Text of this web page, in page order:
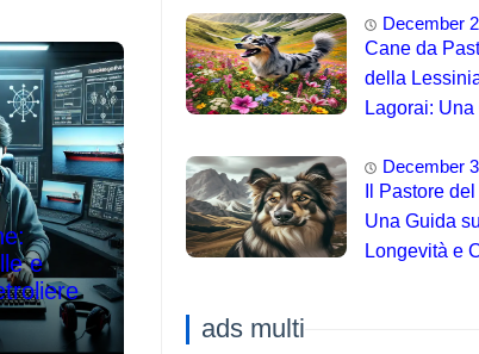
e
Principianti
December
Cane da
della
Lagorai: Una
December
Il Pastore
Una Guida
Longevità e
ads multi